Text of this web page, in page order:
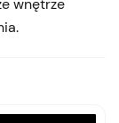
wnętrze